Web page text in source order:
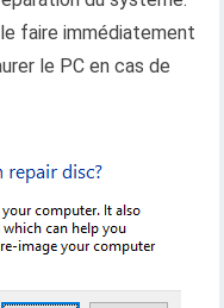
faire immédiatement
le PC en cas de